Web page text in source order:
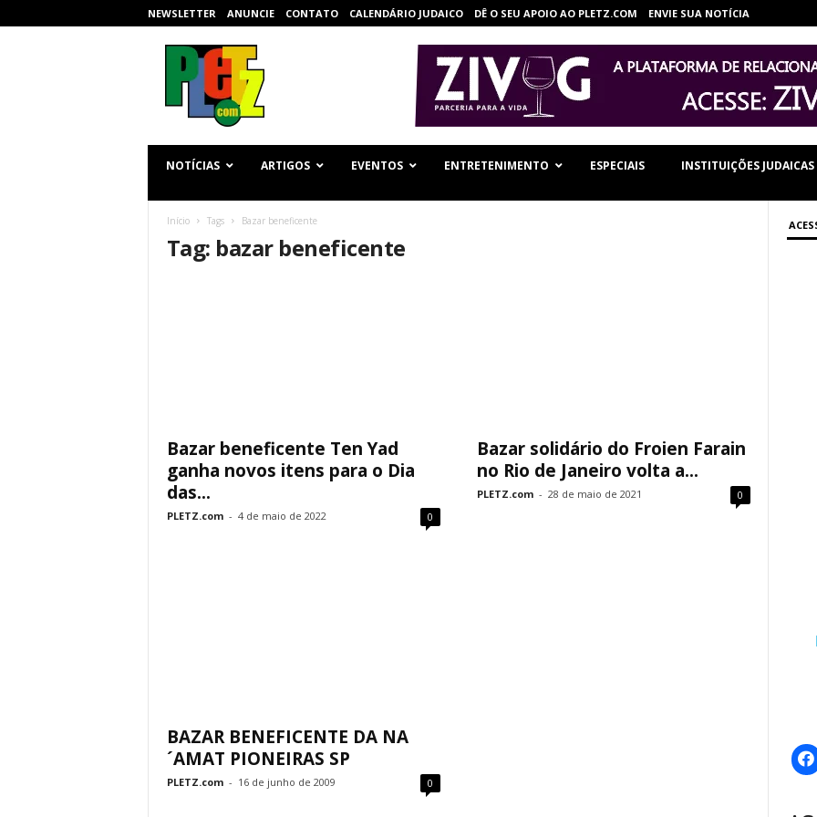
NEWSLETTER ANUNCIE CONTATO CALENDÁRIO JUDAICO DÊ O SEU APOIO AO PLETZ.COM ENVIE SUA NOTÍCIA
NOTÍCIAS ARTIGOS EVENTOS ENTRETENIMENTO ESPECIAIS INSTITUIÇÕES JUDAICAS
Início Tags Bazar beneficente
Tag: bazar beneficente
Bazar beneficente Ten Yad
ganha novos itens para o Dia
das...
PLETZ.com - 4 de maio de 2022 0
Bazar solidário do Froien Farain
no Rio de Janeiro volta a...
PLETZ.com - 28 de maio de 2021 0
BAZAR BENEFICENTE DA NA
´AMAT PIONEIRAS SP
PLETZ.com - 16 de junho de 2009 0